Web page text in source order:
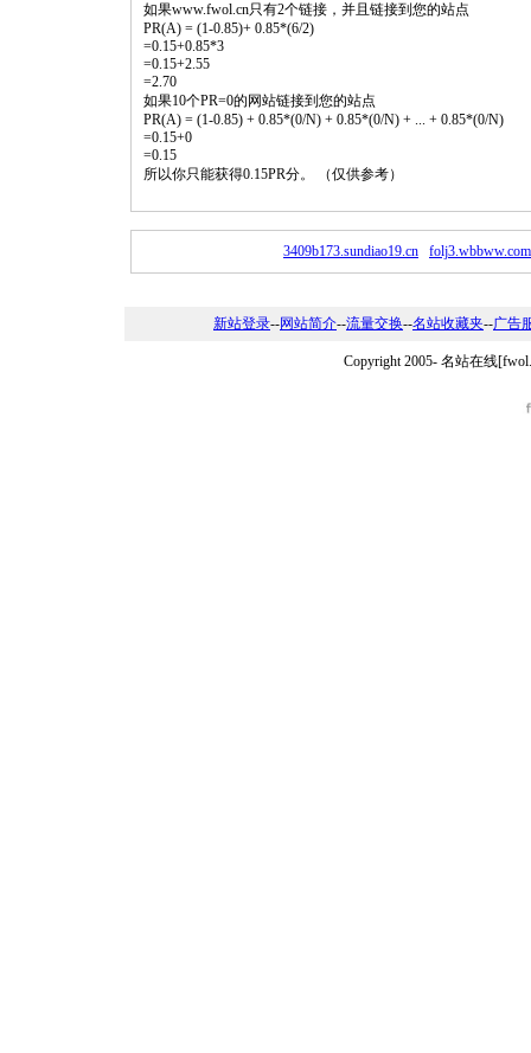
如果www.fwol.cn只有2个链接，并且链接到您的站点
PR(A) = (1-0.85)+ 0.85*(6/2)
=0.15+0.85*3
=0.15+2.55
=2.70
如果10个PR=0的网站链接到您的站点
PR(A) = (1-0.85) + 0.85*(0/N) + 0.85*(0/N) + ... + 0.85*(0/N)
=0.15+0
=0.15
所以你只能获得0.15PR分。 （仅供参考）
3409b173.sundiao19.cn folj3.wbbww.com
新站登录--网站简介--流量交换--名站收藏夹--广告
Copyright 2005- 名站在线